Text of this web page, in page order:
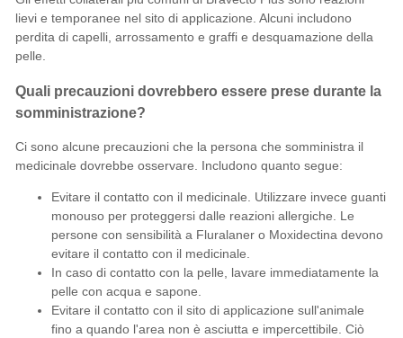
lievi e temporanee nel sito di applicazione. Alcuni includono
perdita di capelli, arrossamento e graffi e desquamazione della
pelle.
Quali precauzioni dovrebbero essere prese durante la
somministrazione?
Ci sono alcune precauzioni che la persona che somministra il
medicinale dovrebbe osservare. Includono quanto segue:
Evitare il contatto con il medicinale. Utilizzare invece guanti
monouso per proteggersi dalle reazioni allergiche. Le
persone con sensibilità a Fluralaner o Moxidectina devono
evitare il contatto con il medicinale.
In caso di contatto con la pelle, lavare immediatamente la
pelle con acqua e sapone.
Evitare il contatto con il sito di applicazione sull'animale
fino a quando l'area non è asciutta e impercettibile. Ciò